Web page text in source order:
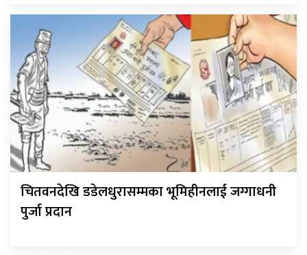
चितवनदेखि डडेलधुरासम्मका भूमिहीनलाई जग्गाधनी
पुर्जा प्रदान